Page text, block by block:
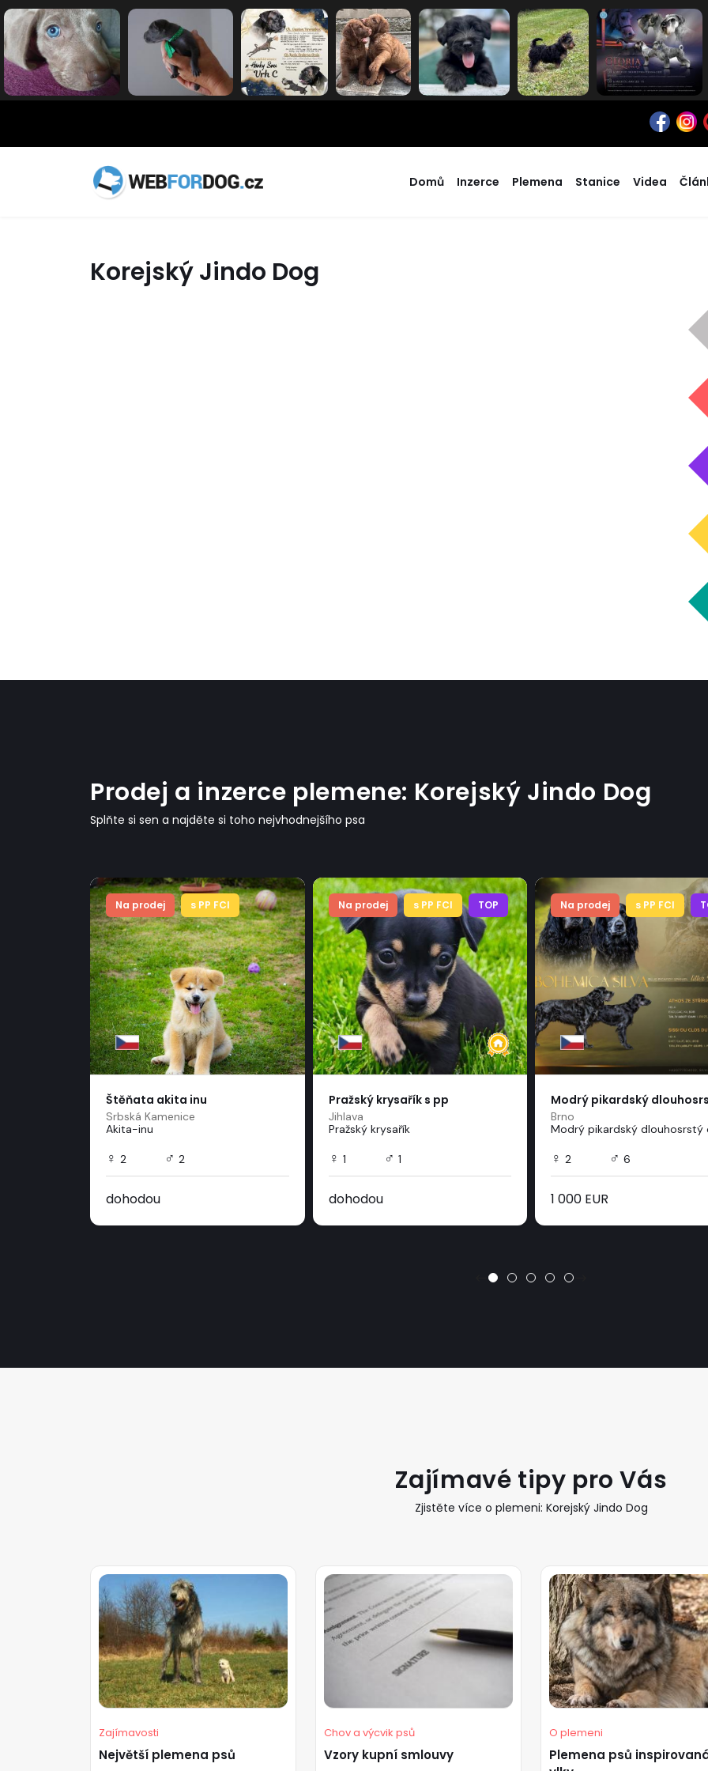
Domů Inzerce Plemena Stanice Videa
Korejský Jindo Dog
Prodej a inzerce plemene: Korejský Jindo Dog
Splňte si sen a najděte si toho nejvhodnejšího psa
Na prodej s PP FCI
Štěňata akita inu
Srbská Kamenice
Akita-inu
♀ 2 ♂ 2
dohodou
Na prodej s PP FCI TOP
Pražský krysařík s pp
Jihlava
Pražský krysařík
♀ 1 ♂ 1
dohodou
Na prodej s PP FCI
Modrý pikardský
Brno
Modrý pikardský dlouhosrstý
♀ 2 ♂ 6
1 000 EUR
Zajímavé tipy pro Vás
Zjistěte více o plemeni: Korejský Jindo Dog
Zajímavosti
Největší plemena psů
Chov a výcvik psů
Vzory kupní smlouvy
O plemeni
Plemena psů